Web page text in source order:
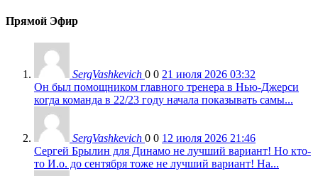
Прямой Эфир
SergVashkevich 0 0 21 июля 2026 03:32
Он был помощником главного тренера в Нью-Джерси
когда команда в 22/23 году начала показывать самы...
SergVashkevich 0 0 12 июля 2026 21:46
Сергей Брылин для Динамо не лучший вариант! Но кто-
то И.о. до сентября тоже не лучший вариант! На...